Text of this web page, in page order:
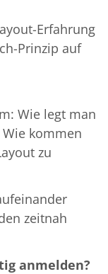
Erfahrung
Prinzip auf
Wie legt man
kommen
zu
zeitnah
anmelden?